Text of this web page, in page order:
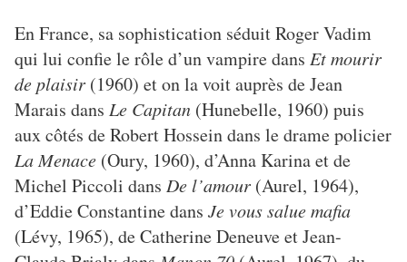
En France, sa sophistication séduit Roger Vadim
qui lui confie le rôle d’un vampire dans Et mourir
de plaisir (1960) et on la voit auprès de Jean
Marais dans Le Capitan (Hunebelle, 1960) puis
aux côtés de Robert Hossein dans le drame policier
La Menace (Oury, 1960), d’Anna Karina et de
Michel Piccoli dans De l’amour (Aurel, 1964),
d’Eddie Constantine dans Je vous salue mafia
(Lévy, 1965), de Catherine Deneuve et Jean-